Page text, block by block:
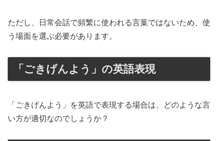
ただし、日常会話で頻繁に使われる言葉ではないため、使
う場面を選ぶ必要があります。
「ごきげんよう」の英語表現
「ごきげんよう」を英語で表現する場合は、どのような言
い方が適切なのでしょうか？